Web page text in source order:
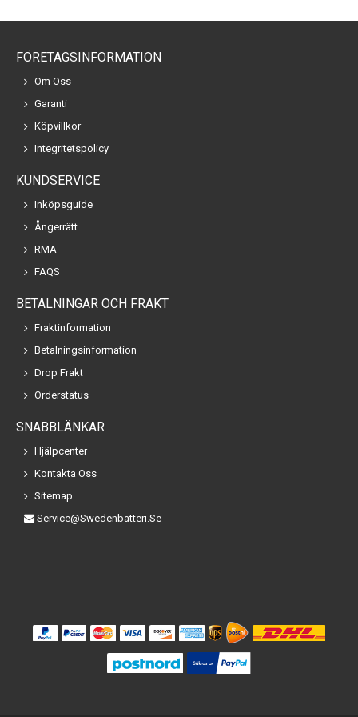
FÖRETAGSINFORMATION
Om Oss
Garanti
Köpvillkor
Integritetspolicy
KUNDSERVICE
Inköpsguide
Ångerrätt
RMA
FAQS
BETALNINGAR OCH FRAKT
Fraktinformation
Betalningsinformation
Drop Frakt
Orderstatus
SNABBLÄNKAR
Hjälpcenter
Kontakta Oss
Sitemap
Service@swedenbatteri.se